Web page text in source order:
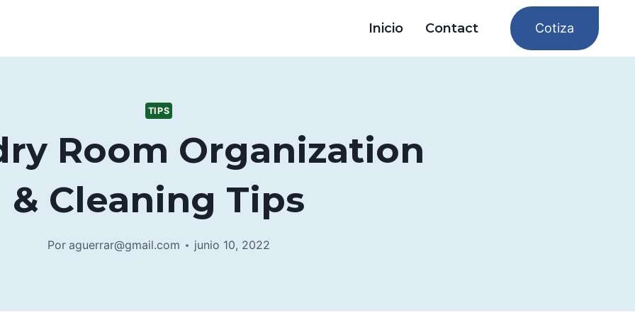
Inicio Contact Cotiza
TIPS
Room Organization
& Cleaning Tips
Por aguerrar@gmail.com junio 10, 2022